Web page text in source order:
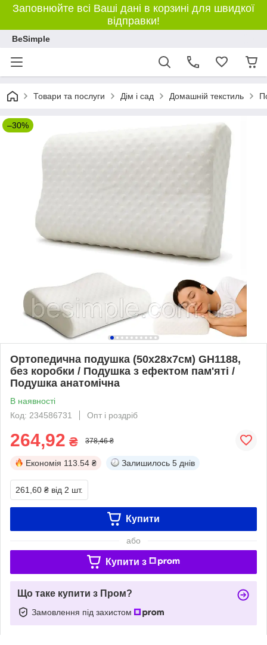
Заповнюйте всі Ваші дані в корзині для швидкої
відправки!
BeSimple
Товари та послуги Дім і сад Домашній текстиль
–30%
Ортопедична подушка (50х28х7см) GH1188,
без коробки / Подушка з ефектом пам'яті /
Подушка анатомічна
В наявності
Код: 234586731
Опт і роздріб
264,92 ₴ 378,46 ₴
Економія 113.54 ₴ Залишилось 5 днів
261,60 ₴ від 2 шт.
Купити
або
Купити з
Що таке купити з Пром?
Замовлення під захистом